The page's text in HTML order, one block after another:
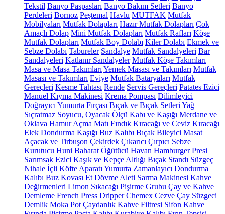
Tekstil Banyo Paspasları Banyo Bakım Setleri Banyo
Perdeleri Bornoz Peştemal Havlu MUTFAK Mutfak
Mobilyaları Mutfak Dolapları Hazır Mutfak Dolapları Çok
Amaçlı Dolap Mini Mutfak Dolapları Mutfak Rafları Köşe
Mutfak Dolapları Mutfak Boy Dolabı Kiler Dolabı Ekmek ve
Sebze Dolabı Tabureler Sandalye Mutfak Sandalyeleri Bar
Sandalyeleri Katlanır Sandalyeler Mutfak Köşe Takımları
Masa ve Masa Takımları Yemek Masası ve Takımları Mutfak
Masası ve Takımları Eviye Mutfak Bataryaları Mutfak
Gereçleri Kesme Tahtası Rende Servis Gereçleri Patates Ezici
Manuel Kıyma Makinesi Krema Pompası Dilimleyici
Doğrayıcı Yumurta Fırçası Bıçak ve Bıçak Setleri Yağ
Sıçratmaz Soyucu, Oyacak Ölçü Kabı ve Kaşığı Merdane ve
Oklava Hamur Açma Matı Fındık Kıracağı ve Ceviz Kıracağı
Elek Dondurma Kaşığı Buz Kalıbı Bıçak Bileyici Masat
Açacak ve Tirbuşon Çekirdek Çıkarıcı Çırpıcı Sebze
Kurutucu Huni Baharat Öğütücü Havan Hamburger Presi
Sarımsak Ezici Kaşık ve Kepçe Altlığı Bıçak Standı Süzgeç
Nihale İçli Köfte Aparatı Yumurta Zamanlayıcı Dondurma
Kalıbı Buz Kovası Et Dövme Aleti Sarma Makinesi Kahve
Değirmenleri Limon Sıkacağı Pişirme Grubu Çay ve Kahve
Demleme French Press Dripper Chemex Cezve Çay Süzgeci
Demlik Moka Pot Çaydanlık Kahve Filtresi Sifon Kahve